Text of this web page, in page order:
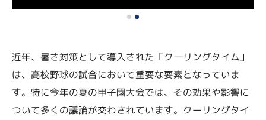
近年、暑さ対策として導入された「クーリングタイム」
は、高校野球の試合において重要な要素となっていま
す。特に今年の夏の甲子園大会では、その効果や影響に
ついて多くの議論が交わされています。クーリングタイ